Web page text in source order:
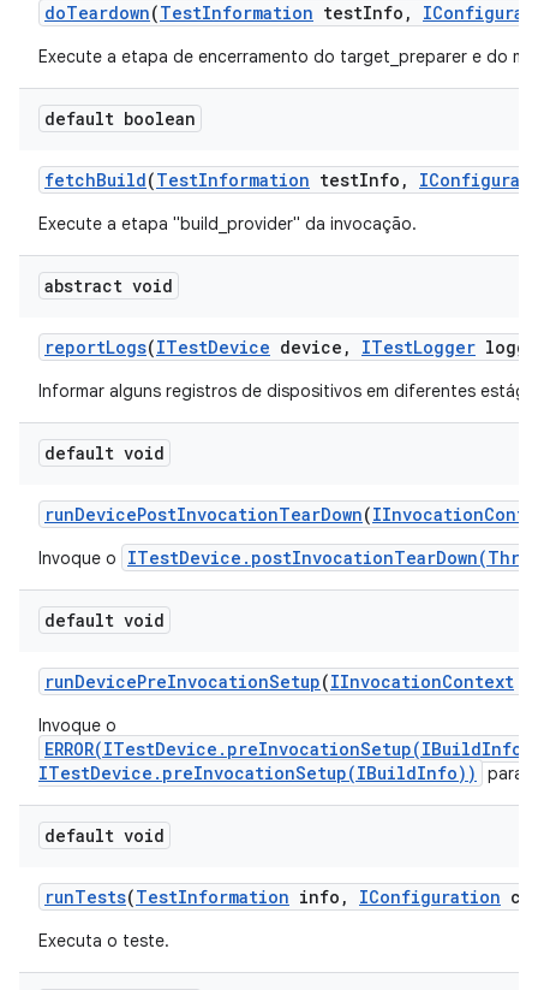
doTeardown(TestInformation testInfo ,
Execute a etapa de encerramento do target_preparer e do
default boolean
fetchBuild(TestInformation testInfo ,
Execute a etapa "build_provider" da invocação.
abstract void
reportLogs(ITestDevice device , ITestLogger
Informar alguns registros de dispositivos em diferentes
default void
runDevicePostInvocationTearDown(IInvocation
Invoque o
default void
runDevicePreInvocationSetup(IInvocationContext
Invoque o
ITestDevice.preInvocationSetup(IBuildInfo))
para
default void
runTests(TestInformation info , IConfiguration
Executa o teste.